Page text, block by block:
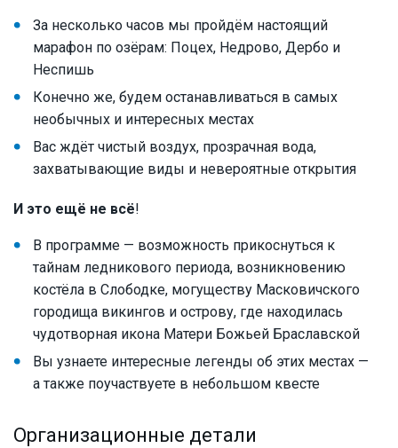
За несколько часов мы пройдём настоящий
марафон по озёрам: Поцех, Недрово, Дербо и
Неспишь
Конечно же, будем останавливаться в самых
необычных и интересных местах
Вас ждёт чистый воздух, прозрачная вода,
захватывающие виды и невероятные открытия
И это ещё не всё!
В программе — возможность прикоснуться к
тайнам ледникового периода, возникновению
костёла в Слободке, могуществу Масковичского
городища викингов и острову, где находилась
чудотворная икона Матери Божьей Браславской
Вы узнаете интересные легенды об этих местах —
а также поучаствуете в небольшом квесте
Организационные детали